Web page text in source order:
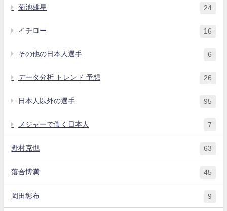
菊池雄星 24
イチロー 16
その他の日本人選手 6
データ分析 トレンド 予想 26
日本人以外の選手 95
メジャーで働く日本人 7
野村克也 63
落合博満 45
岡田彰布 9